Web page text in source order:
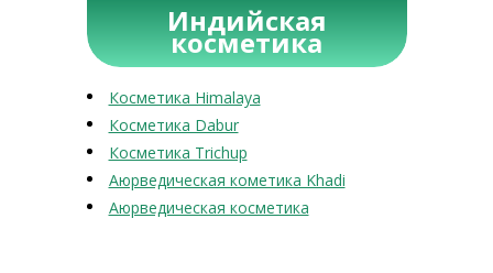
Индийская
косметика
Косметика Himalaya
Косметика Dabur
Косметика Trichup
Аюрведическая кометика Khadi
Аюрведическая косметика